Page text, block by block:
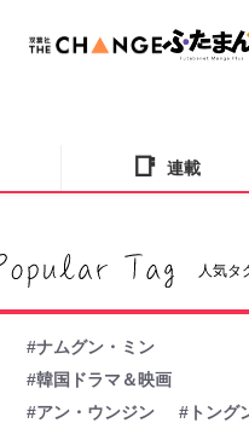
📑 連載
人気タ
#ナムグン・ミン
#韓国ドラマ＆映画
#アン・ウンジン
#トング